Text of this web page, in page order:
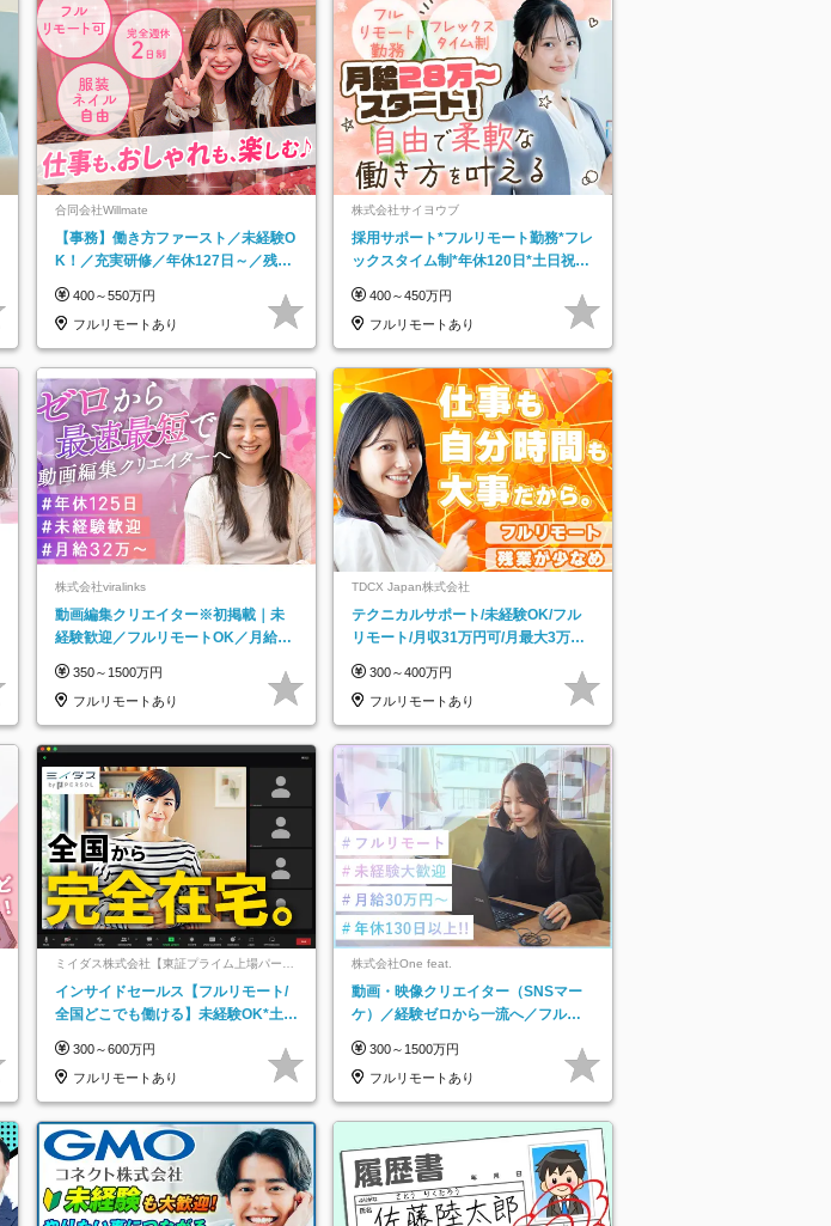
合同会社Willmate
【事務】働き方ファースト／未経験O
K！／充実研修／年休127日～／残業
400～550万円
フルリモートあり
株式会社サイヨウブ
採用サポート*フルリモート勤務*フレ
ックスタイム制*年休120日*土日祝休
400～450万円
フルリモートあり
株式会社viralinks
動画編集クリエイター※初掲載｜未
経験歓迎／フルリモートOK／月給32
350～1500万円
フルリモートあり
TDCX Japan株式会社
テクニカルサポート/未経験OK/フル
リモート/月収31万円可/月最大3万の
300～400万円
フルリモートあり
ミイダス株式会社【東証プライム上場パーソ
インサイドセールス【フルリモート/
全国どこでも働ける】未経験OK*土日
300～600万円
フルリモートあり
株式会社One feat.
動画・映像クリエイター（SNSマー
ケ）／経験ゼロから一流へ／フルリ
日以上
300～1500万円
フルリモートあり